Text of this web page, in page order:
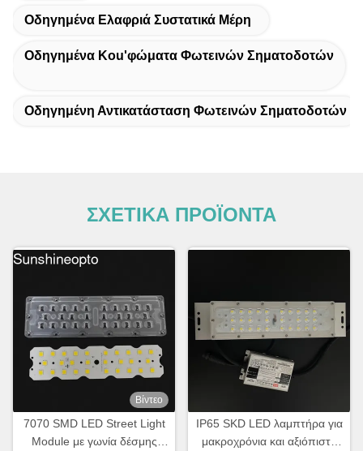
Οδηγημένα Ελαφριά Συστατικά Μέρη
Οδηγημένα Κοu'φώματα Φωτεινών Σηματοδοτών
Οδηγημένη Αντικατάσταση Φωτεινών Σηματοδοτών
ΣΧΕΤΙΚΑ ΠΡΟΪΟΝΤΑ
Βίντεο
7070 SMD LED Street Light
Module με γωνία δέσμης
IP65 SKD LED λαμπτήρα για
μακροχρόνια και αξιόπιστη